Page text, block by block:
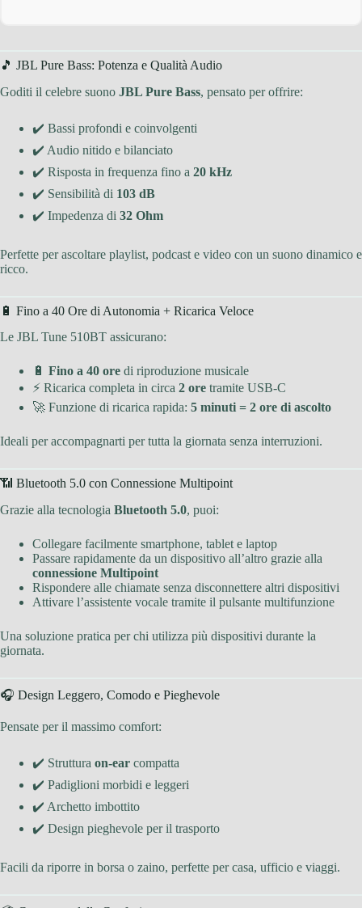
🎵 JBL Pure Bass: Potenza e Qualità Audio
Goditi il celebre suono JBL Pure Bass, pensato per offrire:
✔️ Bassi profondi e coinvolgenti
✔️ Audio nitido e bilanciato
✔️ Risposta in frequenza fino a 20 kHz
✔️ Sensibilità di 103 dB
✔️ Impedenza di 32 Ohm
Perfette per ascoltare playlist, podcast e video con un suono dinamico e
ricco.
🔋 Fino a 40 Ore di Autonomia + Ricarica Veloce
Le JBL Tune 510BT assicurano:
🔋 Fino a 40 ore di riproduzione musicale
⚡ Ricarica completa in circa 2 ore tramite USB-C
🚀 Funzione di ricarica rapida: 5 minuti = 2 ore di ascolto
Ideali per accompagnarti per tutta la giornata senza interruzioni.
📶 Bluetooth 5.0 con Connessione Multipoint
Grazie alla tecnologia Bluetooth 5.0, puoi:
Collegare facilmente smartphone, tablet e laptop
Passare rapidamente da un dispositivo all’altro grazie alla
connessione Multipoint
Rispondere alle chiamate senza disconnettere altri dispositivi
Attivare l’assistente vocale tramite il pulsante multifunzione
Una soluzione pratica per chi utilizza più dispositivi durante la
giornata.
🎧 Design Leggero, Comodo e Pieghevole
Pensate per il massimo comfort:
✔️ Struttura on-ear compatta
✔️ Padiglioni morbidi e leggeri
✔️ Archetto imbottito
✔️ Design pieghevole per il trasporto
Facili da riporre in borsa o zaino, perfette per casa, ufficio e viaggi.